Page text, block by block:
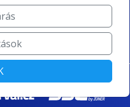
Apple Pay-t, banki